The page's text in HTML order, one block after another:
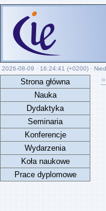
2026-08-09 · 16:24:41 (+0200) ·
Strona główna
Nauka
Dydaktyka
Seminaria
Konferencje
Wydarzenia
Koła naukowe
Prace dyplomowe